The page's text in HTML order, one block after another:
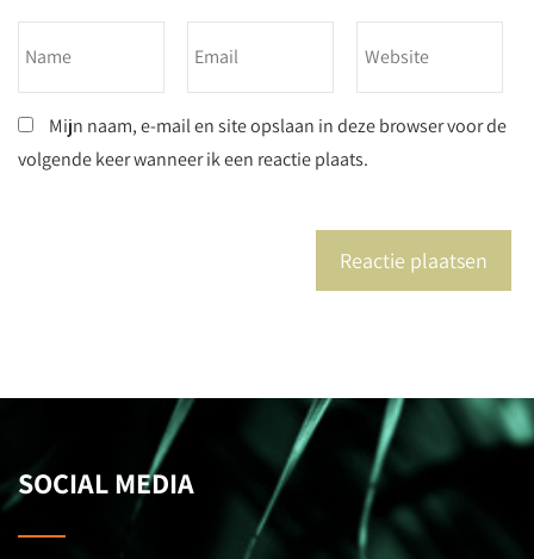
Mijn naam, e-mail en site opslaan in deze browser voor de
volgende keer wanneer ik een reactie plaats.
SOCIAL MEDIA